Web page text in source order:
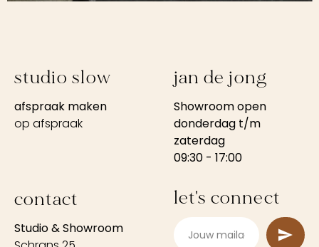
studio slow
afspraak maken
op afspraak
jan de jong
Showroom open
donderdag t/m
zaterdag
09:30 - 17:00
contact
Studio & Showroom
let's connect